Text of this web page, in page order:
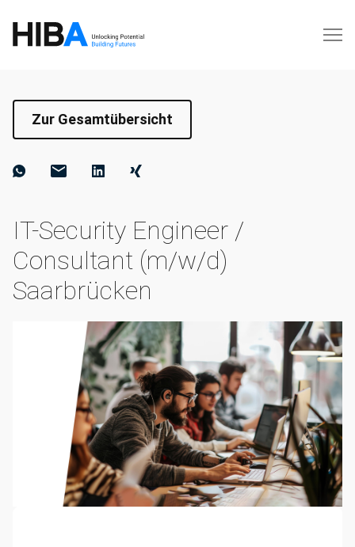
Zur Gesamtübersicht
IT-Security Engineer /
Consultant (m/w/d)
Saarbrücken